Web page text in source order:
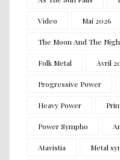
Video Mai 2026
The Moon And The
Folk Metal Avril
Progressive Power
Heavy Power
Power Sympho
Atavistia Metal